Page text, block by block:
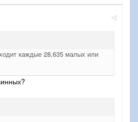
каждые 28,635 малых или